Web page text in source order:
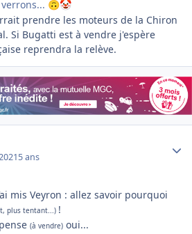
🙃🤡
prendre les moteurs de la Chiron
Si Bugatti est à vendre j'espère
reprendra la relève.
5 ans
mis Veyron : allez savoir pourquoi
plus tentant...) !
(à vendre) oui...